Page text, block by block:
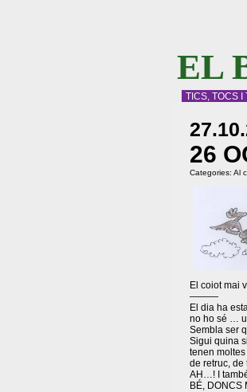
EL
TICS, TOCS I
26
Categories: Al
El coiot mai
———
El dia ha
no ho sé …
Sembla ser
Sigui quina
tenen
de retruc, de
AH…! I
BÉ, DONCS